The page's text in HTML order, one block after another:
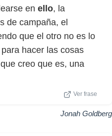
en ello, la
de campaña, el
que el otro no es lo
hacer las cosas
creo que es, una
Ver frase
Jonah Goldberg